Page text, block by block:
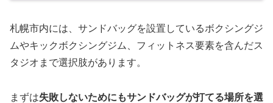
札幌市内には、サンドバッグを設置しているボクシングジ
ムやキックボクシングジム、フィットネス要素を含んだス
タジオまで選択肢があります。
まずは失敗しないためにもサンドバッグが打てる場所を選